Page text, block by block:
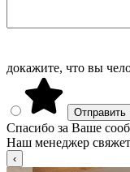
докажите, что вы
Спасибо за Ваше
Наш менеджер